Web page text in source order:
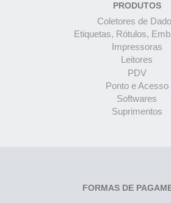
PRODUTOS
Coletores de
Etiquetas, Rótulos,
Impressoras
Leitores
PDV
Ponto e Acesso
Softwares
Suprimentos
FORMAS DE